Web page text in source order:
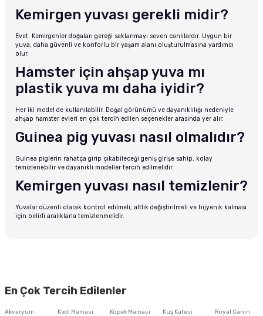
Kemirgen yuvası gerekli midir?
Evet. Kemirgenler doğaları gereği saklanmayı seven canlılardır. Uygun bir
yuva, daha güvenli ve konforlu bir yaşam alanı oluşturulmasına yardımcı
olur.
Hamster için ahşap yuva mı
plastik yuva mı daha iyidir?
Her iki model de kullanılabilir. Doğal görünümü ve dayanıklılığı nedeniyle
ahşap hamster evleri en çok tercih edilen seçenekler arasında yer alır.
Guinea pig yuvası nasıl olmalıdır?
Guinea piglerin rahatça girip çıkabileceği geniş girişe sahip, kolay
temizlenebilir ve dayanıklı modeller tercih edilmelidir.
Kemirgen yuvası nasıl temizlenir?
Yuvalar düzenli olarak kontrol edilmeli, altlık değiştirilmeli ve hijyenik kalması
için belirli aralıklarla temizlenmelidir.
En Çok Tercih Edilenler
Akvaryum
Kedi Maması
Köpek Maması
Kuş Kafesi
Royal Canin